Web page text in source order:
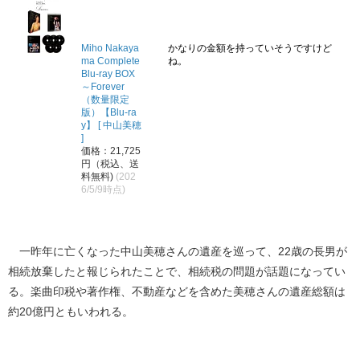
Miho Nakaya
ma Complete
Blu-ray BOX
～Forever
（数量限定
版）【Blu-ra
y】 [ 中山美穂
]
価格：21,725
円（税込、送
料無料) (202
6/5/9時点)
かなりの金額を持っていそうですけど
ね。
一昨年に亡くなった中山美穂さんの遺産を巡って、22歳の長男が
相続放棄したと報じられたことで、相続税の問題が話題になってい
る。楽曲印税や著作権、不動産などを含めた美穂さんの遺産総額は
約20億円ともいわれる。